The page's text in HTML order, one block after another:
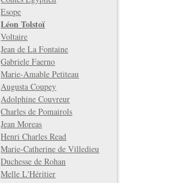
Esope
Léon Tolstoï
Voltaire
Jean de La Fontaine
Gabriele Faerno
Marie-Amable Petiteau
Augusta Coupey
Adolphine Couvreur
Charles de Pomairols
Jean Moreas
Henri Charles Read
Marie-Catherine de Villedieu
Duchesse de Rohan
Melle L'Héritier